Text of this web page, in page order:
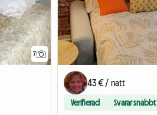
7
43 € / natt
Verifierad Svarar snabbt